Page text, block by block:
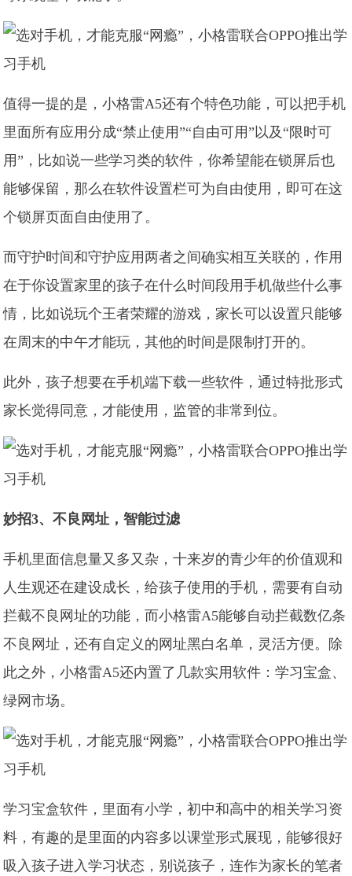
值得一提的是，小格雷A5还有个特色功能，可以把手机
里面所有应用分成“禁止使用”“自由可用”以及“限时可
用”，比如说一些学习类的软件，你希望能在锁屏后也
能够保留，那么在软件设置栏可为自由使用，即可在这
个锁屏页面自由使用了。
而守护时间和守护应用两者之间确实相互关联的，作用
在于你设置家里的孩子在什么时间段用手机做些什么事
情，比如说玩个王者荣耀的游戏，家长可以设置只能够
在周末的中午才能玩，其他的时间是限制打开的。
此外，孩子想要在手机端下载一些软件，通过特批形式
家长觉得同意，才能使用，监管的非常到位。
妙招3、不良网址，智能过滤
手机里面信息量又多又杂，十来岁的青少年的价值观和
人生观还在建设成长，给孩子使用的手机，需要有自动
拦截不良网址的功能，而小格雷A5能够自动拦截数亿条
不良网址，还有自定义的网址黑白名单，灵活方便。除
此之外，小格雷A5还内置了几款实用软件：学习宝盒、
绿网市场。
学习宝盒软件，里面有小学，初中和高中的相关学习资
料，有趣的是里面的内容多以课堂形式展现，能够很好
吸入孩子进入学习状态，别说孩子，连作为家长的笔者